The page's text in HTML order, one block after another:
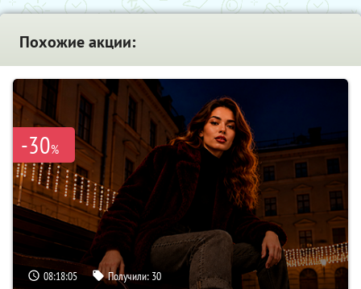
Похожие акции:
-30%
08:18:04 Получили: 30